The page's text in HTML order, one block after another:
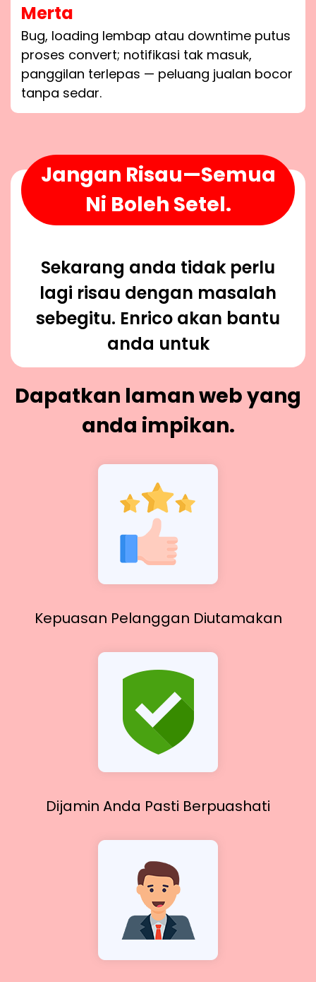
Merta
Bug, loading lembap atau downtime putus
proses convert; notifikasi tak masuk,
panggilan terlepas — peluang jualan bocor
tanpa sedar.
Jangan Risau—Semua
Ni Boleh Setel.
Sekarang anda tidak perlu
lagi risau dengan masalah
sebegitu. Enrico akan bantu
anda untuk
Dapatkan laman web yang
anda impikan.
Kepuasan Pelanggan Diutamakan
Dijamin Anda Pasti Berpuashati